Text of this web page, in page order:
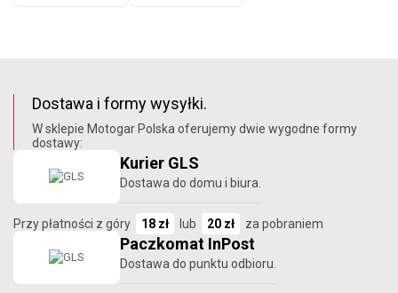
Dostawa i formy wysyłki.
W sklepie Motogar Polska oferujemy dwie wygodne formy
dostawy:
Kurier GLS
Dostawa do domu i biura.
Przy płatności z góry 18 zł lub 20 zł za pobraniem
Paczkomat InPost
Dostawa do punktu odbioru.